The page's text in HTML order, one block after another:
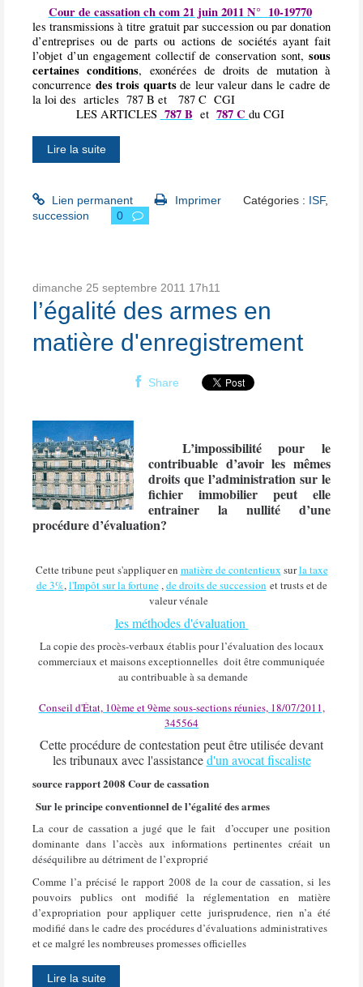
Cour de cassation ch com 21 juin 2011 N° 10-19770
les transmissions à titre gratuit par succession ou par donation
d’entreprises ou de parts ou actions de sociétés ayant fait
l’objet d’un engagement collectif de conservation sont, sous
certaines conditions, exonérées de droits de mutation à
concurrence des trois quartsde leur valeur dans le cadre de
la loi des articles 787 B et 787 C CGI
LES ARTICLES 787 B et 787 C du CGI
Lire la suite
Lien permanent Imprimer Catégories : ISF,
succession
0
dimanche 25 septembre 2011 17h11
l’égalité des armes en
matière d'enregistrement
Share
L’impossibilité pour le
contribuable d’avoir les mêmes
droits que l’administration sur le
fichier immobilier peut elle
entrainer la nullité d’une
procédure d’évaluation?
Cette tribune peut s'appliquer en matière de contentieux surla taxe
de 3%,l'Impôt sur la fortune,de droits de succession et trusts et de
valeur vénale
les méthodes d'évaluation
La copie des procès-verbaux établis pour l’évaluation des locaux
commerciaux et maisons exceptionnelles doit être communiquée
au contribuable à sa demande
Conseil d'État, 10ème et 9ème sous-sections réunies, 18/07/2011,
345564
Cette procédure de contestation peut être utilisée devant
les tribunaux avec l'assistanced'un avocat fiscaliste
source rapport 2008 Cour de cassation
Sur le principe conventionnel de l’égalité des armes
La cour de cassation a jugé que le fait
d’occuper une position
dominante dans l’accès aux informations pertinentes créait un
déséquilibre au détriment de l’exproprié
Comme l’a précisé le rapport 2008 de la cour de cassation, si les
pouvoirs publics ont modifié la réglementation en matière
d’expropriation pour appliquer cette jurisprudence, rien n’a été
modifié dans le cadre des procédures d’évaluations administratives
et ce malgré les nombreuses promesses officielles
Lire la suite